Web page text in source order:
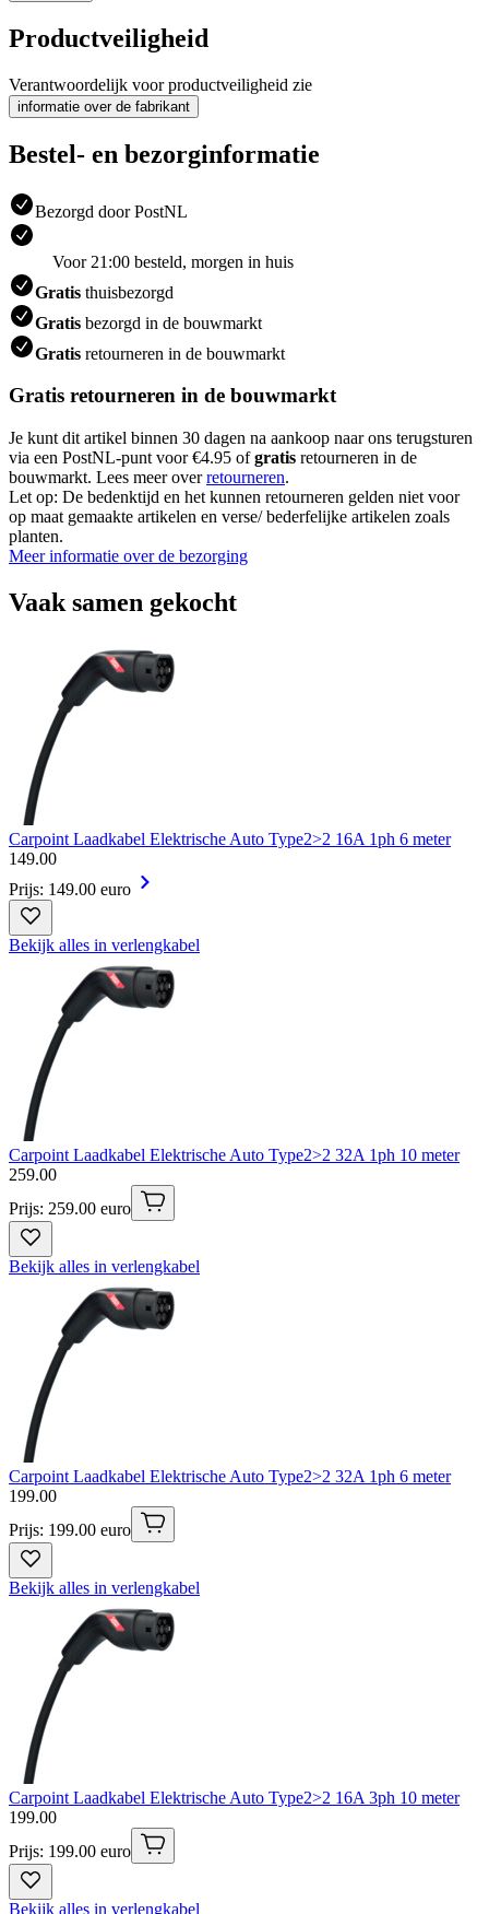
Productveiligheid
Verantwoordelijk voor productveiligheid zie
informatie over de fabrikant
Bestel- en bezorginformatie
Bezorgd door PostNL
Voor 21:00 besteld, morgen in huis
Gratis thuisbezorgd
Gratis bezorgd in de bouwmarkt
Gratis retourneren in de bouwmarkt
Gratis retourneren in de bouwmarkt
Je kunt dit artikel binnen 30 dagen na aankoop naar ons terugsturen
via een PostNL-punt voor €4.95 ofgratis retourneren in de
bouwmarkt. Lees meer overretourneren.
Let op: De bedenktijd en het kunnen retourneren gelden niet voor
op maat gemaakte artikelen en verse/ bederfelijke artikelen zoals
planten.
Meer informatie over de bezorging
Vaak samen gekocht
Carpoint Laadkabel Elektrische Auto Type2>2 16A 1ph 6 meter
149.00
Prijs: 149.00 euro
Bekijk alles in verlengkabel
Carpoint Laadkabel Elektrische Auto Type2>2 32A 1ph 10 meter
259.00
Prijs: 259.00 euro
Bekijk alles in verlengkabel
Carpoint Laadkabel Elektrische Auto Type2>2 32A 1ph 6 meter
199.00
Prijs: 199.00 euro
Bekijk alles in verlengkabel
Carpoint Laadkabel Elektrische Auto Type2>2 16A 3ph 10 meter
199.00
Prijs: 199.00 euro
Bekijk alles in verlengkabel